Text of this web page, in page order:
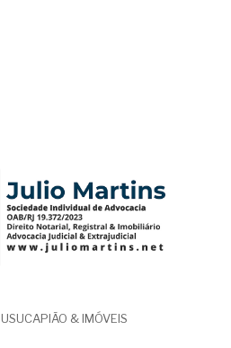
USUCAPIÃO & IMÓVEIS